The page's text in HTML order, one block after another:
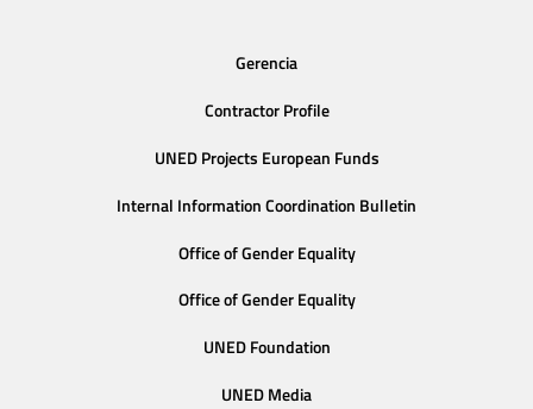
Gerencia
Contractor Profile
UNED Projects European Funds
Internal Information Coordination Bulletin
Office of Gender Equality
Office of Gender Equality
UNED Foundation
UNED Media